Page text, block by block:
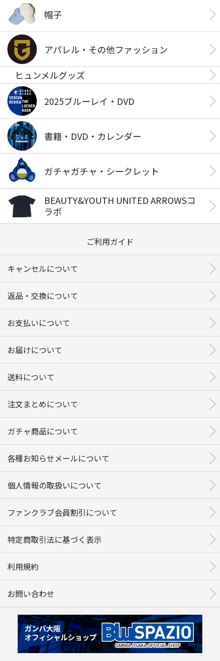
帽子
アパレル・その他ファッション
ヒュンメルグッズ
2025ブルーレイ・DVD
書籍・DVD・カレンダー
ガチャガチャ・シークレット
BEAUTY&YOUTH UNITED ARROWSコ
ラボ
ご利用ガイド
キャンセルについて
返品・交換について
お支払いについて
お届けについて
送料について
注文まとめについて
ガチャ商品について
各種お知らせメールについて
個人情報の取扱いについて
ファンクラブ会員割引について
特定商取引法に基づく表示
利用規約
お問い合わせ